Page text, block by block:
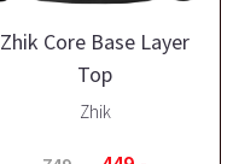
Zhik Core Base Layer
Top
Zhik